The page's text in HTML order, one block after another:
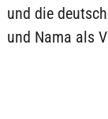
und die
und Nama als